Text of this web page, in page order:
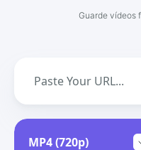
Guarde vídeos